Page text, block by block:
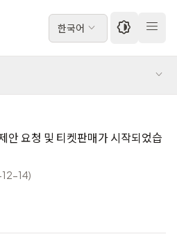
한국어
요청 및 티켓판매가 시작되었습
14)